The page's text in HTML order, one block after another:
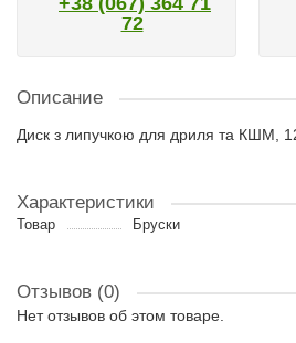
72
Описание
Диск з липучкою для дриля та КШМ,
Характеристики
Товар Бруски
Отзывов (0)
Нет отзывов об этом товаре.